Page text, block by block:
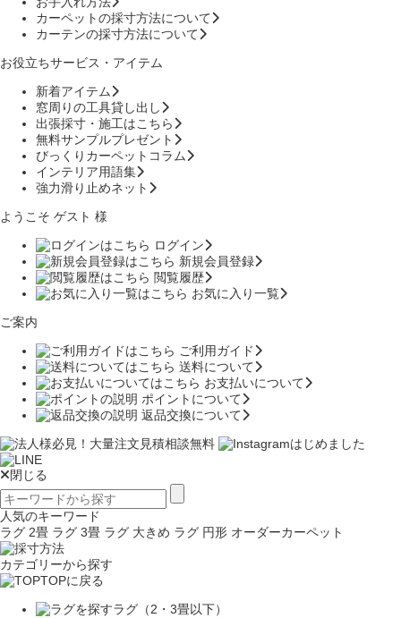
カーペットの採寸方法について
カーテンの採寸方法について
お役立ちサービス・アイテム
新着アイテム
窓周りの工具貸し出し
出張採寸・施工はこちら
無料サンプルプレゼント
びっくりカーペットコラム
インテリア用語集
強力滑り止めネット
ようこそ ゲスト 様
ログイン
新規会員登録
閲覧履歴
お気に入り一覧
ご案内
ご利用ガイド
送料について
お支払いについて
ポイントについて
返品交換について
閉じる
人気のキーワード
ラグ 2畳 ラグ 3畳 ラグ 大きめ ラグ 円形 オーダーカーペット
カテゴリーから探す
TOPに戻る
ラグ（2・3畳以下）